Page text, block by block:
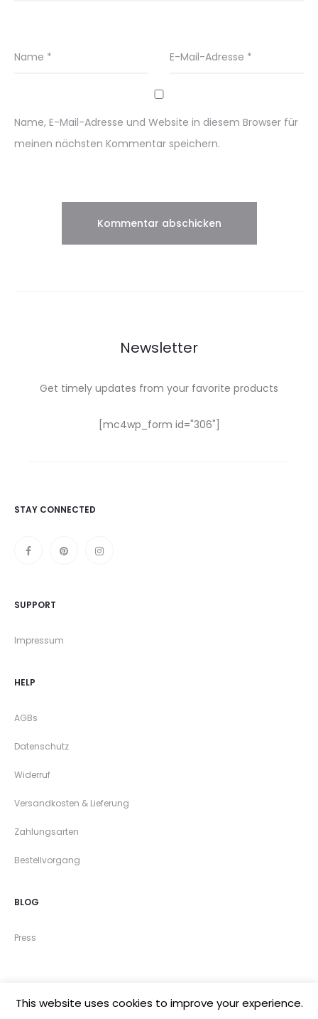
Name * E-Mail-Adresse *
Name, E-Mail-Adresse und Website in diesem Browser für
meinen nächsten Kommentar speichern.
Newsletter
Get timely updates from your favorite products
[mc4wp_form id="306"]
STAY CONNECTED
SUPPORT
Impressum
HELP
AGBs
Datenschutz
Widerruf
Versandkosten & Lieferung
Zahlungsarten
Bestellvorgang
BLOG
Press
This website uses cookies to improve your experience.